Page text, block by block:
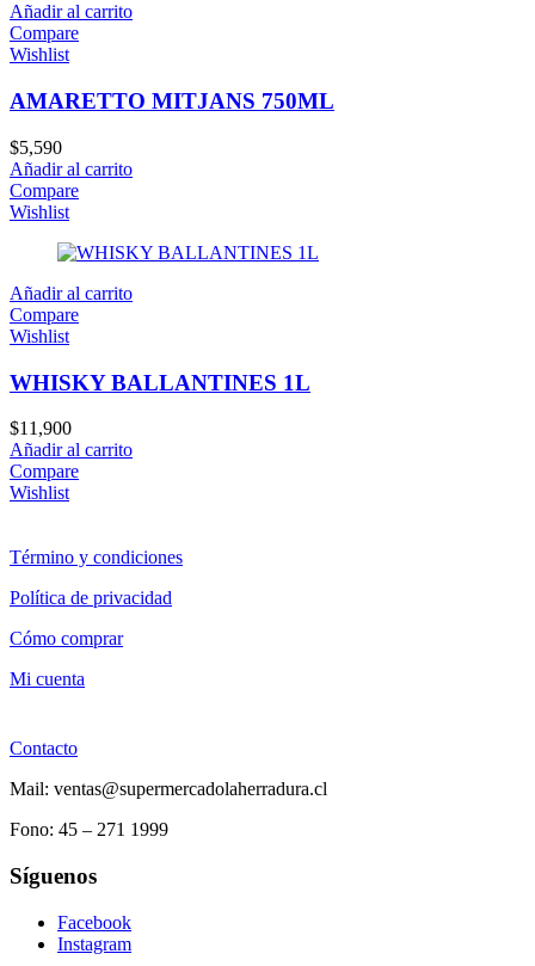
Añadir al carrito
Compare
Wishlist
AMARETTO MITJANS 750ML
$5,590
Añadir al carrito
Compare
Wishlist
Añadir al carrito
Compare
Wishlist
WHISKY BALLANTINES 1L
$11,900
Añadir al carrito
Compare
Wishlist
Término y condiciones
Política de privacidad
Cómo comprar
Mi cuenta
Contacto
Mail: ventas@supermercadolaherradura.cl
Fono: 45 – 271 1999
Síguenos
Facebook
Instagram